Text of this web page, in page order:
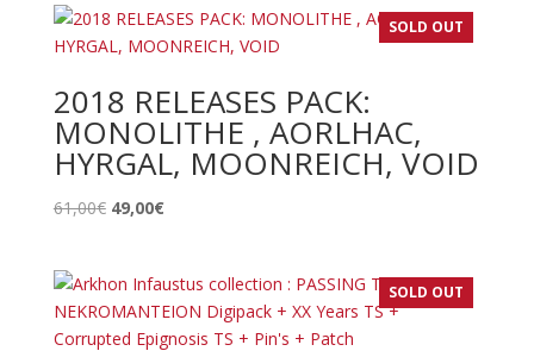
était :
32,00€.
est :
30,00€.
SOLD OUT
2018 RELEASES PACK:
MONOLITHE , AORLHAC,
HYRGAL, MOONREICH, VOID
61,00€ Le
était :
61,00€.
49,00€Le
est :
49,00€.
SOLD OUT